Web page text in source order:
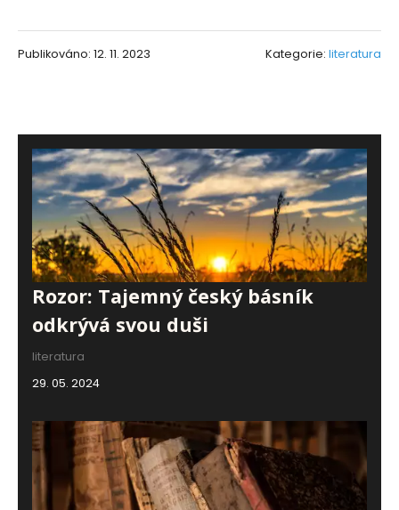
Publikováno: 12. 11. 2023 Kategorie: literatura
Rozor: Tajemný český básník
odkrývá svou duši
literatura
29. 05. 2024